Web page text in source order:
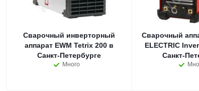
Сварочный инверторный
аппарат EWM Tetrix 200 в
Санкт-Петербурге
Много
Сварочный
ELECTRIC
Санкт-